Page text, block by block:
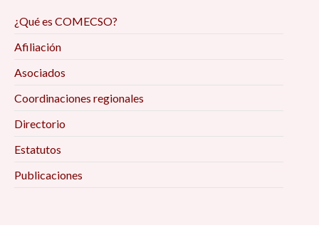
¿Qué es COMECSO?
Afiliación
Asociados
Coordinaciones regionales
Directorio
Estatutos
Publicaciones